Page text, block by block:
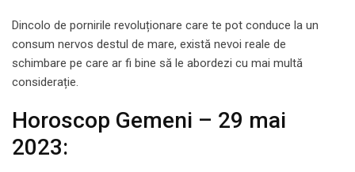
Dincolo de pornirile revoluționare care te pot conduce la un
consum nervos destul de mare, există nevoi reale de
schimbare pe care ar fi bine să le abordezi cu mai multă
considerație.
Horoscop Gemeni – 29 mai
2023: